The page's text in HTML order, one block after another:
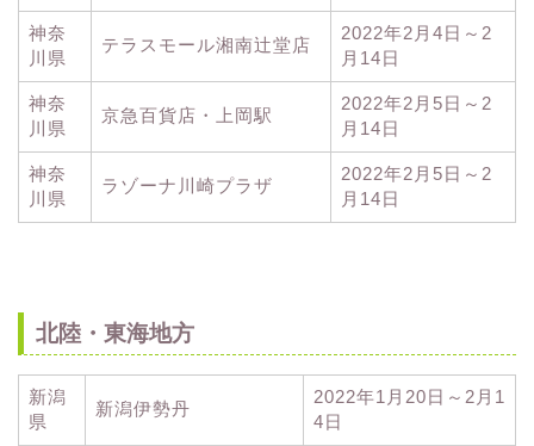
神奈
川県
テラスモール湘南辻堂店
2022年2月4日～2
月14日
神奈
川県
京急百貨店・上岡駅
2022年2月5日～2
月14日
神奈
川県
ラゾーナ川崎プラザ
2022年2月5日～2
月14日
北陸・東海地方
新潟
県
新潟伊勢丹
2022年1月20日～2月1
4日